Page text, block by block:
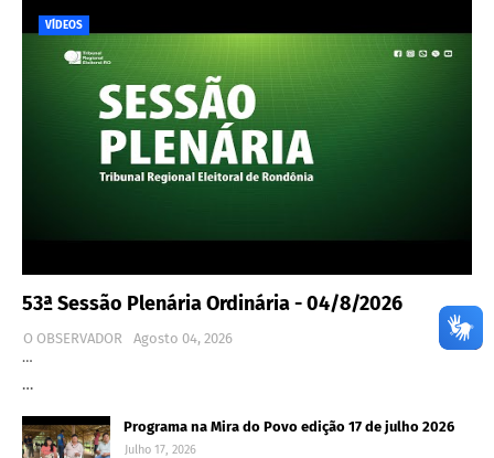
VÍDEOS
53ª Sessão Plenária Ordinária - 04/8/2026
O OBSERVADOR
Agosto 04, 2026
…
…
Programa na Mira do Povo edição 17 de julho 2026
Julho 17, 2026